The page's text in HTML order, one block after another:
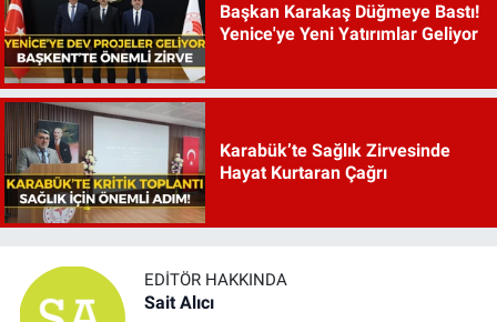
Başkan Karakaş Düğmeye Bastı!
Yenice'ye Yeni Yatırımlar Geliyor
Karabük’te Sağlık Zirvesinde
Hayat Kurtaran Çağrı
EDITÖR HAKKINDA
Sait Alıcı